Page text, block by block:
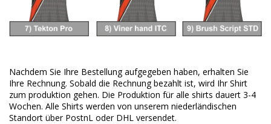
Nachdem Sie Ihre Bestellung aufgegeben haben, erhalten Sie
Ihre Rechnung. Sobald die Rechnung bezahlt ist, wird Ihr Shirt
zum produktion gehen. Die Produktion für alle shirts dauert 3-4
Wochen. Alle Shirts werden von unserem niederländischen
Standort über PostnL oder DHL versendet.